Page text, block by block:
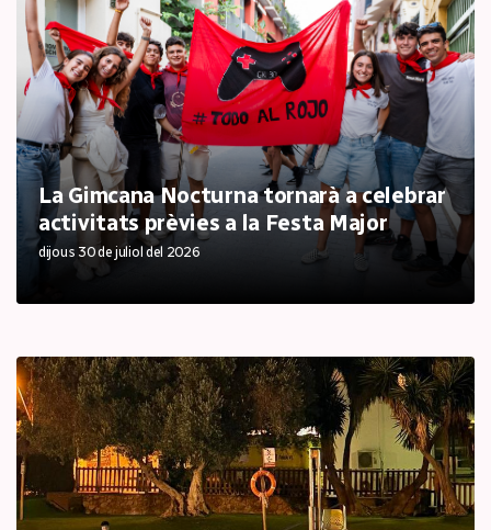
La Gimcana Nocturna tornarà a celebrar
activitats prèvies a la Festa Major
dijous 30 de juliol del 2026